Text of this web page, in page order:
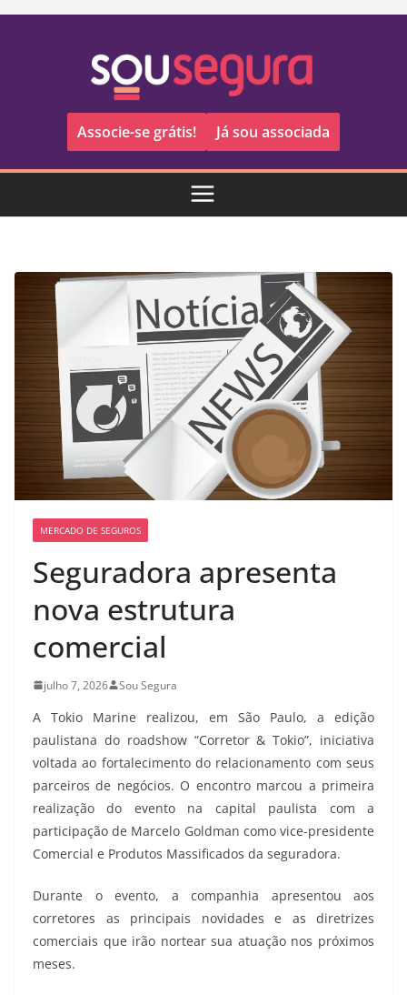
Pular
Associe-se grátis! Já sou associada
MERCADO DE SEGUROS
Seguradora apresenta
nova estrutura
comercial
julho 7, 2026 Sou Segura
A Tokio Marine realizou, em São Paulo, a edição
paulistana do roadshow “Corretor & Tokio”, iniciativa
voltada ao fortalecimento do relacionamento com seus
parceiros de negócios. O encontro marcou a primeira
realização do evento na capital paulista com a
participação de Marcelo Goldman como vice-presidente
Comercial e Produtos Massificados da seguradora.
Durante o evento, a companhia apresentou aos
corretores as principais novidades e as diretrizes
comerciais que irão nortear sua atuação nos próximos
meses.